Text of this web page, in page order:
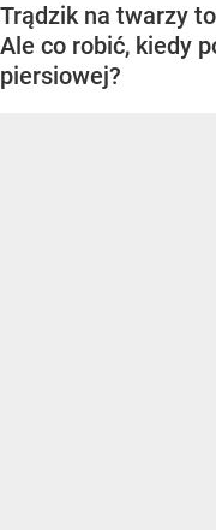
Trądzik na twarzy
Ale co robić, kiedy
piersiowej?